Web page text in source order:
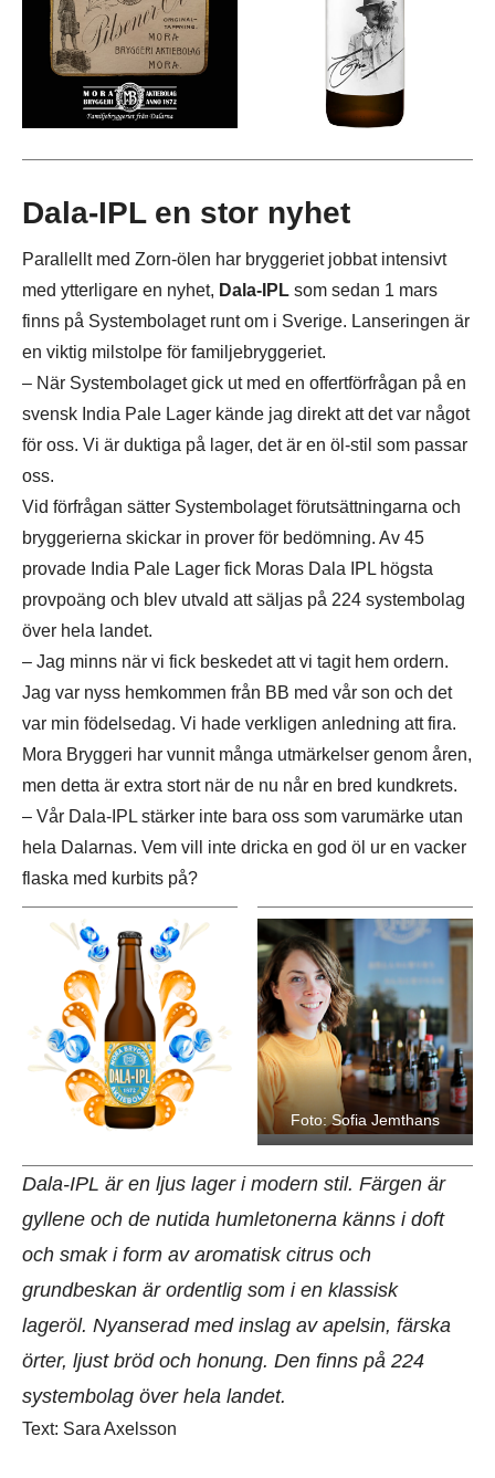
Dala-IPL en stor nyhet
Parallellt med Zorn-ölen har bryggeriet jobbat intensivt
med ytterligare en nyhet, Dala-IPL som sedan 1 mars
finns på Systembolaget runt om i Sverige. Lanseringen är
en viktig milstolpe för familjebryggeriet.
– När Systembolaget gick ut med en offertförfrågan på en
svensk India Pale Lager kände jag direkt att det var något
för oss. Vi är duktiga på lager, det är en öl-stil som passar
oss.
Vid förfrågan sätter Systembolaget förutsättningarna och
bryggerierna skickar in prover för bedömning. Av 45
provade India Pale Lager fick Moras Dala IPL högsta
provpoäng och blev utvald att säljas på 224 systembolag
över hela landet.
– Jag minns när vi fick beskedet att vi tagit hem ordern.
Jag var nyss hemkommen från BB med vår son och det
var min födelsedag. Vi hade verkligen anledning att fira.
Mora Bryggeri har vunnit många utmärkelser genom åren,
men detta är extra stort när de nu når en bred kundkrets.
– Vår Dala-IPL stärker inte bara oss som varumärke utan
hela Dalarnas. Vem vill inte dricka en god öl ur en vacker
flaska med kurbits på?
Foto: Sofia Jemthans
Dala-IPL är en ljus lager i modern stil. Färgen är
gyllene och de nutida humletonerna känns i doft
och smak i form av aromatisk citrus och
grundbeskan är ordentlig som i en klassisk
lageröl. Nyanserad med inslag av apelsin, färska
örter, ljust bröd och honung. Den finns på 224
systembolag över hela landet.
Text: Sara Axelsson